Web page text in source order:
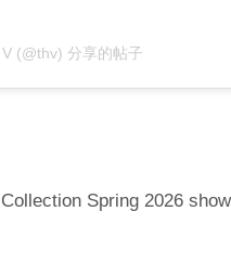
V (@thv) 分享的帖子
Spring 2026